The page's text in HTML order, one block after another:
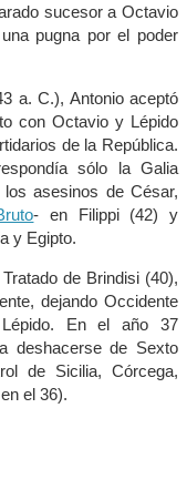
sucesor a Octavio
pugna por el poder
a. C.), Antonio aceptó
con Octavio y Lépido
de la República.
sólo la Galia
asesinos de César,
- en Filippi (42) y
y Egipto.
de Brindisi (40),
dejando Occidente
En el año 37
deshacerse de Sexto
de Sicilia, Córcega,
el 36).